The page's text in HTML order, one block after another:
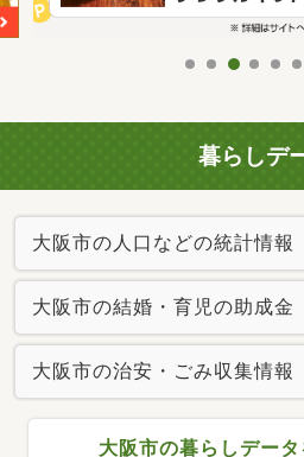
暮らしデ
大阪市の人口などの統計情報
大阪市の結婚・育児の助成金
大阪市の治安・ごみ収集情報
大阪市の暮らしデー